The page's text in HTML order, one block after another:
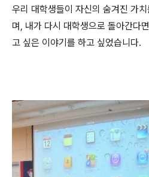
우리 대학생들이 자신의 숨겨진 가
며, 내가 다시 대학생으로 돌아간다
고 싶은 이야기를 하고 싶었습니다.